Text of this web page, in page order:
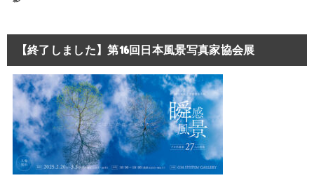
【終了しました】第16回日本風景写真家協会展